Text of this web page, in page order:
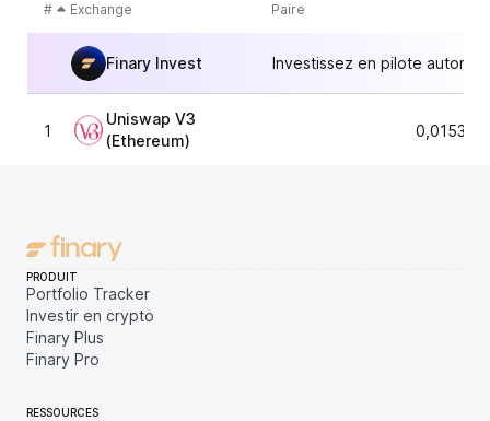
# Exchange Paire
Finary Invest Investissez en pilote
1
Uniswap V3
(Ethereum)
PRODUIT
Portfolio Tracker
Investir en crypto
Finary Plus
Finary Pro
RESSOURCES